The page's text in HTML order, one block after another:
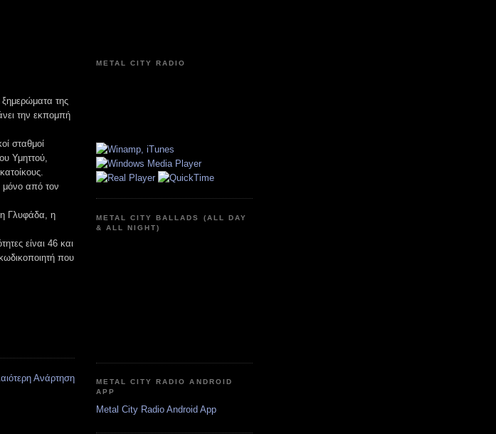
της
την εκπομπή
σταθμοί
Υμηττού,
μόνο από τον
Γλυφάδα, η
είναι 46 και
που
Ανάρτηση
METAL CITY RADIO
METAL CITY BALLADS (ALL DAY
& ALL NIGHT)
METAL CITY RADIO ANDROID
APP
Metal City Radio Android App